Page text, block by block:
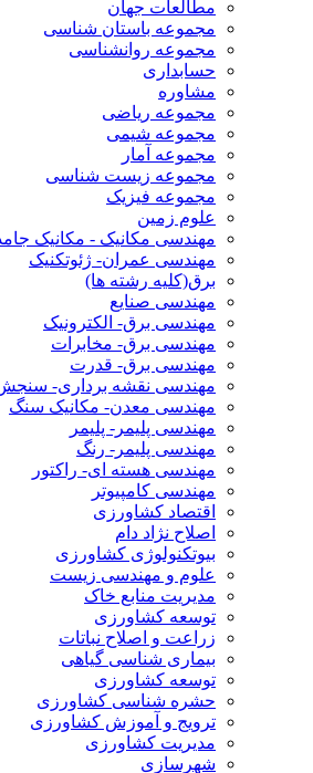
مطالعات جهان
مجموعه باستان شناسی
مجموعه روانشناسی
حسابداری
مشاوره
مجموعه ریاضی
مجموعه شیمی
مجموعه آمار
مجموعه زیست شناسی
مجموعه فیزیک
علوم زمین
مهندسی مکانیک - مکانیک
مهندسی عمران- ژئوتکنیک
برق(کلیه رشته ها)
مهندسی صنایع
مهندسی برق- الکترونیک
مهندسی برق- مخابرات
مهندسی برق- قدرت
مهندسی نقشه برداری- سنجش
مهندسی معدن- مکانیک سنگ
مهندسی پلیمر- پلیمر
مهندسی پلیمر- رنگ
مهندسی هسته ای- راکتور
مهندسی کامپیوتر
اقتصاد کشاورزی
اصلاح نژاد دام
بیوتکنولوژی کشاورزی
علوم و مهندسی زیست
مدیریت منابع خاک
توسعه کشاورزی
زراعت و اصلاح نباتات
بیماری شناسی گیاهی
توسعه کشاورزی
حشره شناسی کشاورزی
ترویج و آموزش کشاورزی
مدیریت کشاورزی
شهرسازی